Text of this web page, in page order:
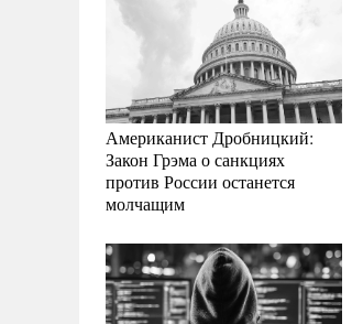
Американист Дробницкий:
Закон Грэма о санкциях
против России останется
молчащим